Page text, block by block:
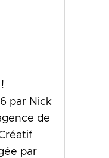
par Nick
de
par